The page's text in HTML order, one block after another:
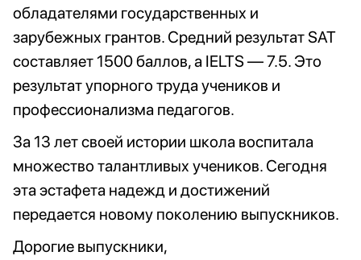
обладателями государственных и
зарубежных грантов. Средний результат SAT
составляет 1500 баллов, а IELTS — 7.5. Это
результат упорного труда учеников и
профессионализма педагогов.
За 13 лет своей истории школа воспитала
множество талантливых учеников. Сегодня
эта эстафета надежд и достижений
передается новому поколению выпускников.
Дорогие выпускники,